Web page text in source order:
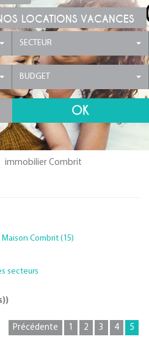
LOCATIONS VACANCES
SECTEUR
BUDGET
immobilier Combrit
Maison Combrit (15)
secteurs
Précédente 1 2 3 4 5